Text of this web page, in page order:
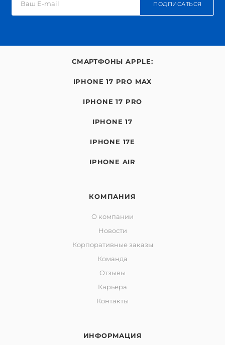
ПОДПИСАТЬСЯ
СМАРТФОНЫ APPLE:
IPHONE 17 PRO MAX
IPHONE 17 PRO
IPHONE 17
IPHONE 17E
IPHONE AIR
КОМПАНИЯ
О компании
Новости
Корпоративные заказы
Команда
Отзывы
Карьера
Контакты
ИНФОРМАЦИЯ